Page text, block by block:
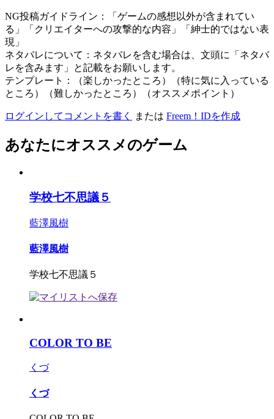
NG投稿ガイドライン：「ゲームの感想以外が含まれてい
る」「クリエイターへの攻撃的な内容」「紳士的ではない表
現」
ネタバレについて：ネタバレを含む場合は、文頭に「ネタバ
レを含みます」と記載をお願いします。
テンプレート：（楽しかったところ）（特に気に入っている
ところ）（難しかったところ）（オススメポイント）
ログインしてコメントを書く または Freem！IDを作成
あなたにオススメのゲーム
学校七不思議５
藍澤風樹
藍澤風樹
学校七不思議５
COLOR TO BE
くづ
くづ